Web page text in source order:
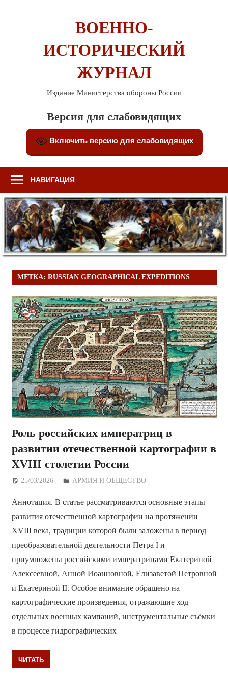
ВОЕННО-
ИСТОРИЧЕСКИЙ
ЖУРНАЛ
Издание Министерства обороны России
Версия для слабовидящих
Включить версию для слабовидящих
НАВИГАЦИЯ
МЕТКА: RUSSIAN GEOGRAPHICAL EXPEDITIONS
Роль российских императриц в
развитии отечественной картографии в
XVIII столетии России
25/03/2026 Дежурный по Редакции
АРМИЯ И ОБЩЕСТВО
Аннотация. В статье рассматриваются основные этапы
развития отечественной картографии на протяжении
XVIII века, традиции которой были заложены в период
преобразовательной деятельности Петра I и
приумножены российскими императрицами Екатериной
Алексеевной, Анной Иоанновной, Елизаветой Петровной
и Екатериной II. Особое внимание обращено на
картографические произведения, отражающие ход
отдельных военных кампаний, инструментальные съёмки
в процессе гидрографических
ЧИТАТЬ